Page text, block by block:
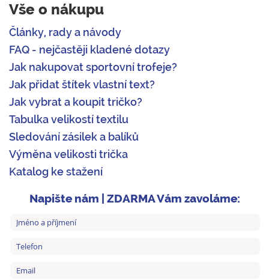
Vše o nákupu
Články, rady a návody
FAQ - nejčastěji kladené dotazy
Jak nakupovat sportovní trofeje?
Jak přidat štítek vlastní text?
Jak vybrat a koupit tričko?
Tabulka velikostí textilu
Sledování zásilek a balíků
Výměna velikosti trička
Katalog ke stažení
Napište nám | ZDARMA Vám zavoláme: